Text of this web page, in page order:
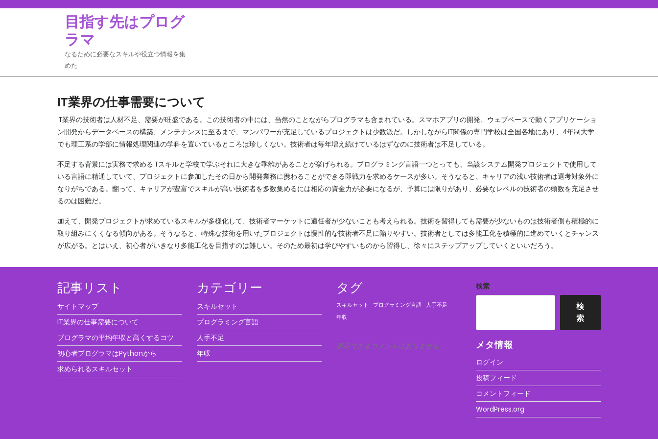
目指す先はプログ
ラマ
なるために必要なスキルや役立つ情報を集
めた
IT業界の仕事需要について
IT業界の技術者は人材不足、需要が旺盛である。この技術者の中には、当然のことながらプログラマも含まれている。スマホアプリの開発、ウェブベースで動くアプリケーショ
ン開発からデータベースの構築、メンテナンスに至るまで、マンパワーが充足しているプロジェクトは少数派だ。しかしながらIT関係の専門学校は全国各地にあり、4年制大学
でも理工系の学部に情報処理関連の学科を置いているところは珍しくない。技術者は毎年増え続けているはずなのに技術者は不足している。
不足する背景には実務で求めるITスキルと学校で学ぶそれに大きな乖離があることが挙げられる。プログラミング言語一つとっても、当該システム開発プロジェクトで使用して
いる言語に精通していて、プロジェクトに参加したその日から開発業務に携わることができる即戦力を求めるケースが多い。そうなると、キャリアの浅い技術者は選考対象外に
なりがちである。翻って、キャリアが豊富でスキルが高い技術者を多数集めるには相応の資金力が必要になるが、予算には限りがあり、必要なレベルの技術者の頭数を充足させ
るのは困難だ。
加えて、開発プロジェクトが求めているスキルが多様化して、技術者マーケットに適任者が少ないことも考えられる。技術を習得しても需要が少ないものは技術者側も積極的に
取り組みにくくなる傾向がある。そうなると、特殊な技術を用いたプロジェクトは慢性的な技術者不足に陥りやすい。技術者としては多能工化を積極的に進めていくとチャンス
が広がる。とはいえ、初心者がいきなり多能工化を目指すのは難しい。そのため最初は学びやすいものから習得し、徐々にステップアップしていくといいだろう。
記事リスト
サイトマップ
IT業界の仕事需要について
プログラマの平均年収と高くするコツ
初心者プログラマはPythonから
求められるスキルセット
カテゴリー
スキルセット
プログラミング言語
人手不足
年収
タグ
スキルセット プログラミング言語
人手不足
年収
表示できるコメントはありません。
検索
検
索
メタ情報
ログイン
投稿フィード
コメントフィード
WordPress.org